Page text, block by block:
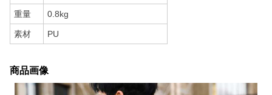
重量 0.8kg
素材 PU
商品画像